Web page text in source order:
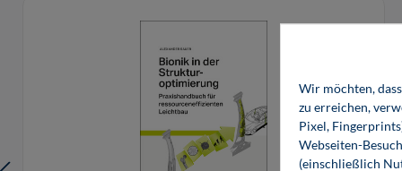
Wir möchten,
zu erreichen,
Pixel,
Webseiten-
(einschließlich